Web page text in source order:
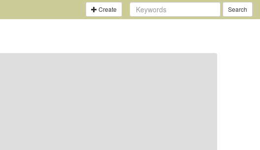
Create Search